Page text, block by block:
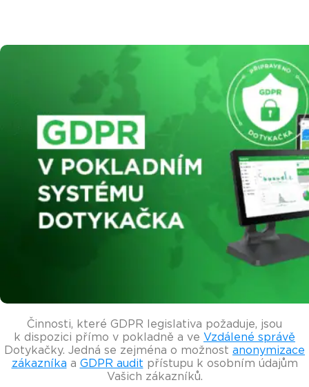
Činnosti, které GDPR legislativa požaduje, jsou
k dispozici přímo v pokladně a ve Vzdálené správě
Dotykačky. Jedná se zejména o možnost anonymizace
zákazníka a GDPR audit přístupu k osobním údajům
Vašich zákazníků.